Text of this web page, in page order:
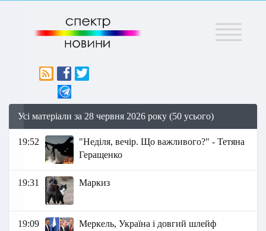
Меню
Усі матеріали за 28 червня 2026 року (50 усього)
19:52
"Неділя, вечір. Що важливого?" - Тетяна
Геращенко
19:31 Маркиз
19:09
Меркель, Україна і довгий шлейф